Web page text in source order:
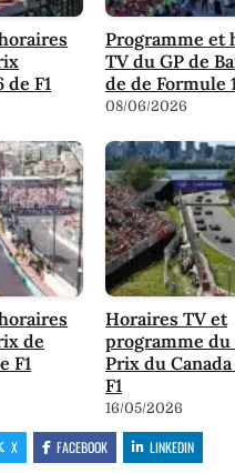
de F1
Programme et
TV du GP de
de de Formule
08/06/2026
de
F1
Horaires TV et
programme du
Prix du
F1
16/05/2026
X FACEBOOK LINKEDIN